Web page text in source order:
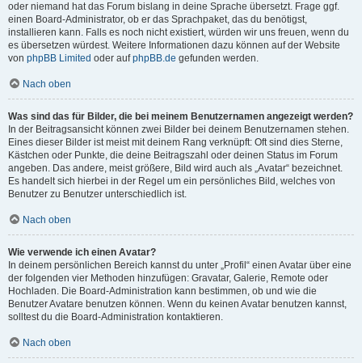
oder niemand hat das Forum bislang in deine Sprache übersetzt. Frage ggf.
einen Board-Administrator, ob er das Sprachpaket, das du benötigst,
installieren kann. Falls es noch nicht existiert, würden wir uns freuen, wenn du
es übersetzen würdest. Weitere Informationen dazu können auf der Website
von phpBB Limited oder aufphpBB.de gefunden werden.
Nach oben
Was sind das für Bilder, die bei meinem Benutzernamen angezeigt werden?
In der Beitragsansicht können zwei Bilder bei deinem Benutzernamen stehen.
Eines dieser Bilder ist meist mit deinem Rang verknüpft: Oft sind dies Sterne,
Kästchen oder Punkte, die deine Beitragszahl oder deinen Status im Forum
angeben. Das andere, meist größere, Bild wird auch als „Avatar“ bezeichnet.
Es handelt sich hierbei in der Regel um ein persönliches Bild, welches von
Benutzer zu Benutzer unterschiedlich ist.
Nach oben
Wie verwende ich einen Avatar?
In deinem persönlichen Bereich kannst du unter „Profil“ einen Avatar über eine
der folgenden vier Methoden hinzufügen: Gravatar, Galerie, Remote oder
Hochladen. Die Board-Administration kann bestimmen, ob und wie die
Benutzer Avatare benutzen können. Wenn du keinen Avatar benutzen kannst,
solltest du die Board-Administration kontaktieren.
Nach oben